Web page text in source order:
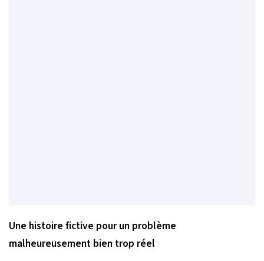
Une histoire fictive pour un problème
malheureusement bien trop réel